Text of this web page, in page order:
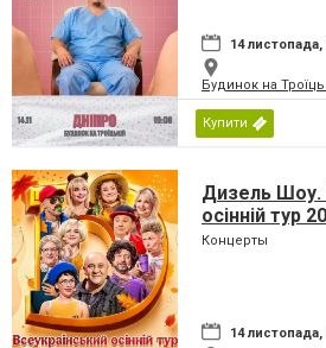
14 листопада,
Будинок на
Купити
Дизель Шоу.
осінній тур
Концерты
14 листопада,